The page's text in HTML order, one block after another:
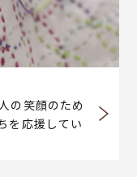
の笑顔のため
を応援してい